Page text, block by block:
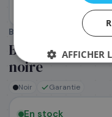
BROTHER (Réf. :
Brother
noire
Noir Garantie
En stock
TÉLÉPHONE*
SOCIÉTÉAFFICHER